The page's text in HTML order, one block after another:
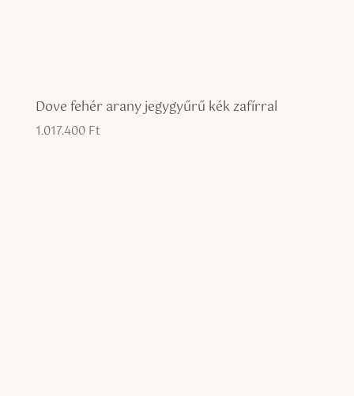
Dove fehér arany jegygyűrű kék zafírral
1.017.400 Ft